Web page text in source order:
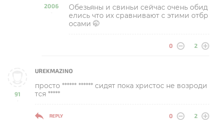
2006
-
Обезьяны и свиньи сейчас очень обид
елись что их сравнивают с этими отбр
осами 🤭
0 2
91
-
UREKMAZINO
просто ****** ****** сидят пока христос не возроди
тся *****
REPLY 0 2